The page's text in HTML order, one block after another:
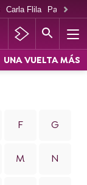
Carla Flila Paco
UNA VUELTA MÁS
F G
M N